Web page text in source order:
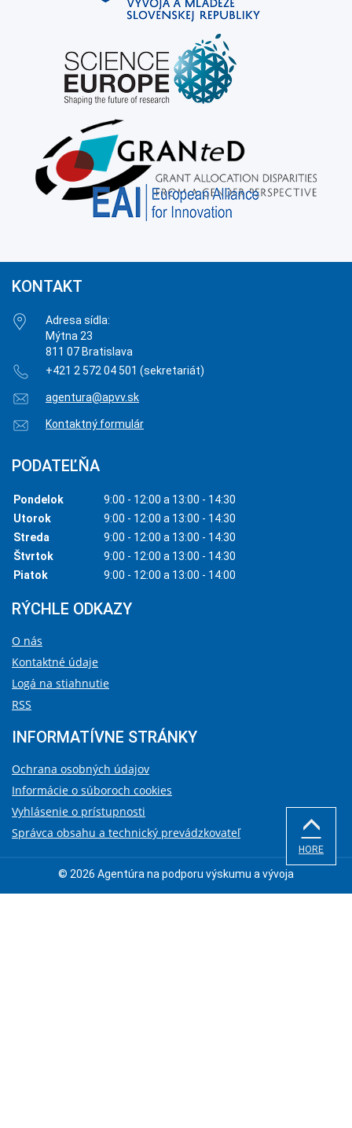
KONTAKT
Adresa sídla:
Mýtna 23
811 07 Bratislava
+421 2 572 04 501 (sekretariát)
agentura@apvv.sk
Kontaktný formulár
PODATEĽŇA
Pondelok
9:00 - 12:00 a 13:00 - 14:30
Utorok
9:00 - 12:00 a 13:00 - 14:30
Streda
9:00 - 12:00 a 13:00 - 14:30
Štvrtok
9:00 - 12:00 a 13:00 - 14:30
Piatok
9:00 - 12:00 a 13:00 - 14:00
RÝCHLE ODKAZY
O nás
Kontaktné údaje
Logá na stiahnutie
RSS
INFORMATÍVNE STRÁNKY
Ochrana osobných údajov
Informácie o súboroch cookies
Vyhlásenie o prístupnosti
Správca obsahu a technický prevádzkovateľ
© 2026 Agentúra na podporu výskumu a vývoja
HORE